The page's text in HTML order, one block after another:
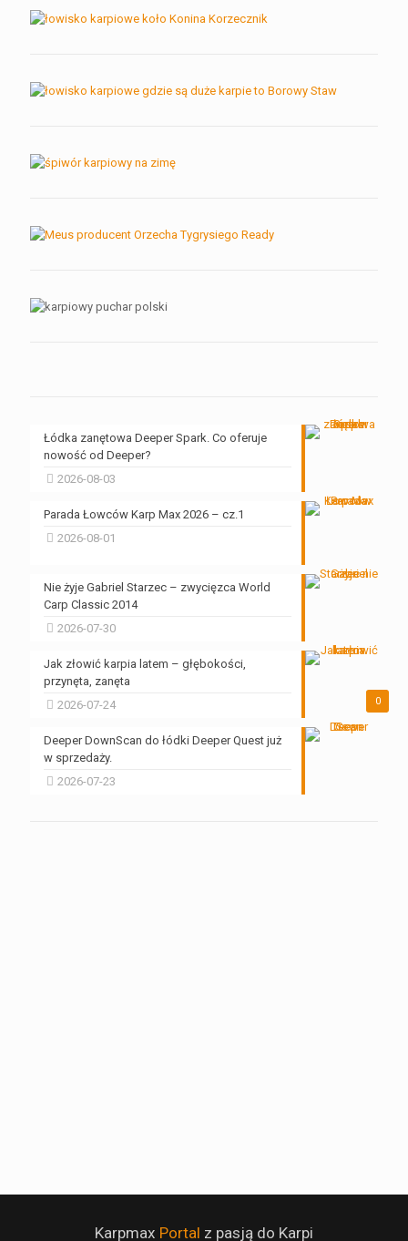
Łódka zanętowa Deeper Spark. Co oferuje
nowość od Deeper?
2026-08-03
Parada Łowców Karp Max 2026 – cz.1
2026-08-01
Nie żyje Gabriel Starzec – zwycięzca World
Carp Classic 2014
2026-07-30
0
Jak złowić karpia latem – głębokości,
przynęta, zanęta
2026-07-24
Deeper DownScan do łódki Deeper Quest już
w sprzedaży.
2026-07-23
Karpmax Portal z pasją do Karpi